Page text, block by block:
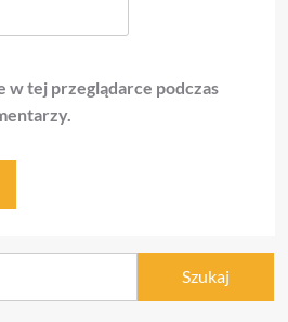
w tej przeglądarce podczas